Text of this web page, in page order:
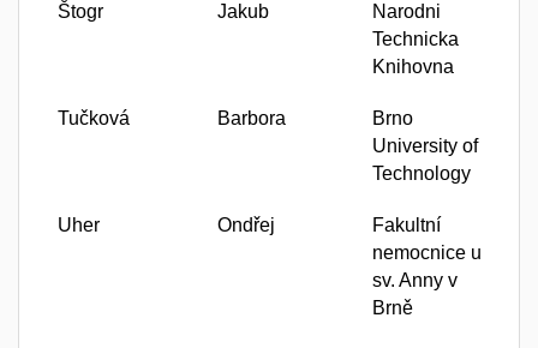
Štogr Jakub
Narodni
Technicka
Knihovna
Tučková Barbora
Brno
University of
Technology
Uher Ondřej
Fakultní
nemocnice u
sv. Anny v
Brně